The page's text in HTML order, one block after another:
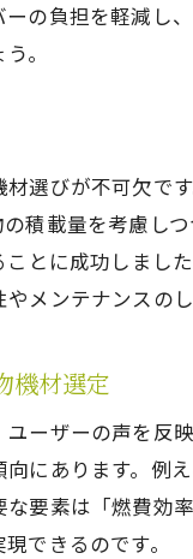
の負担を軽減し
。
選びが不可欠で
積載量を考慮し
とに成功しまし
メンテナンスの
機材選定
ーザーの声を反
にあります。例
要素は「燃費効
できるのです。